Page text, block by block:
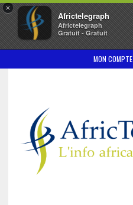
×
Africtelegraph
Africtelegraph
Gratuit - Gratuit
MON COMPTE